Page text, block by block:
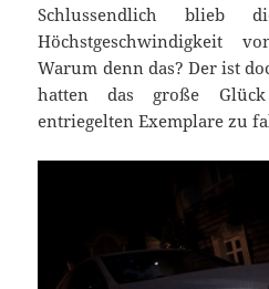
Schlussendlich
Höchstgeschwindigkeit
Warum denn das? Der ist
hatten das große
entriegelten Exemplare zu